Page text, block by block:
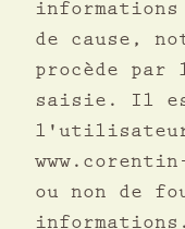
informations
de cause,
procède par
saisie. Il
ou non de
informations.